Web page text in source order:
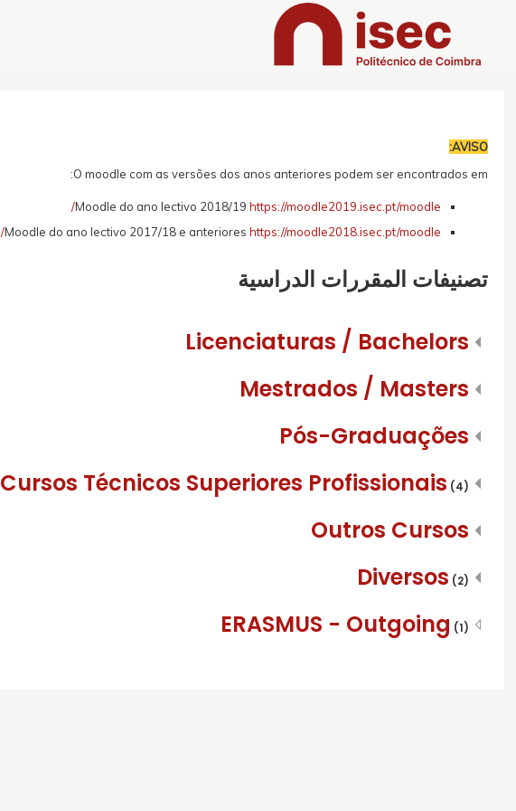
AVISO:
O moodle com as versões dos anos anteriores podem ser encontrados em:
Moodle do ano lectivo 2018/19 https://moodle2019.isec.pt/moodle/
Moodle do ano lectivo 2017/18 e anteriores https://moodle2018.isec.pt/moodle/
تصنيفات المقررات الدراسية
Licenciaturas / Bachelors
Mestrados / Masters
Pós-Graduações
Cursos Técnicos Superiores Profissionais (4)
Outros Cursos
Diversos (2)
ERASMUS - Outgoing (1)